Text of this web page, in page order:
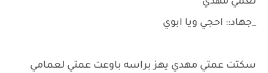
_جهاد:: احجي ويا ابوي
سكتت عمتي مهدي يهز براسه باوعت عمتي لعمامي